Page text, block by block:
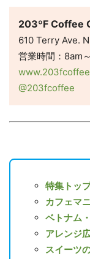
203ºF Coffee
610 Terry Ave.
営業時間：8am
@203fcoffee
特集トッ
カフェマ
ベトナム
アレンジ
スイーツ